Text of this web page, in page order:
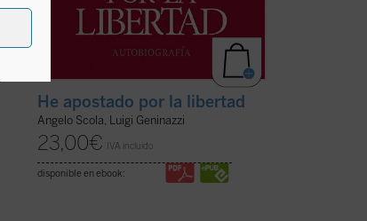
He apostado por la libertad
Angelo Scola, Luigi Geninazzi
23,00€ IVA incluido
disponible en ebook: